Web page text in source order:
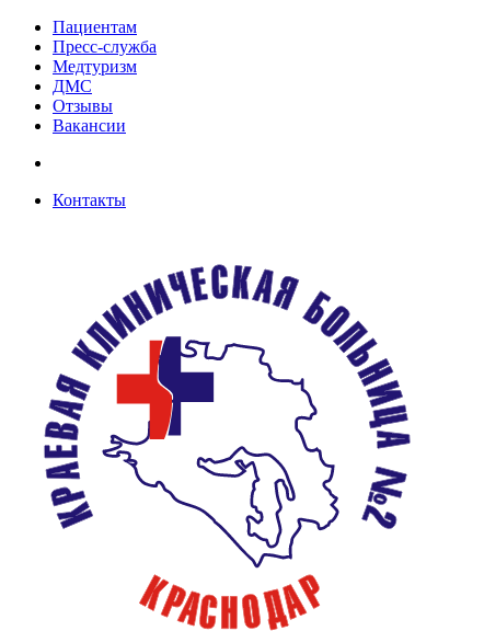
Пациентам
Пресс-служба
Медтуризм
ДМС
Отзывы
Вакансии
Контакты